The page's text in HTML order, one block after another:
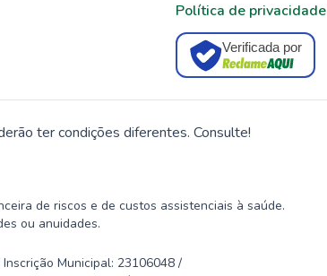
Política de privacidade
Verificada por
ter condições diferentes. Consulte!
de riscos e de custos assistenciais à saúde.
ou anuidades.
Inscrição Municipal: 23106048 /